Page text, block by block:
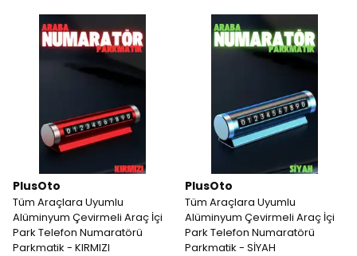
PlusOto
Tüm Araçlara Uyumlu
Alüminyum Çevirmeli Araç İçi
Park Telefon Numaratörü
Parkmatik - KIRMIZI
PlusOto
Tüm Araçlara Uyumlu
Alüminyum Çevirmeli Araç İçi
Park Telefon Numaratörü
Parkmatik - SİYAH